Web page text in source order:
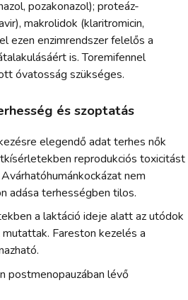
pozakonazol); proteáz-
makrolidok (klaritromicin,
ezen enzimrendszer felelős a
is. Toremifennel
óvatosság szükséges.
és szoptatás
elegendő adat terhes nők
reprodukciós toxicitást
nem
adása terhességben tilos.
a laktáció ideje alatt az utódok
Fareston kezelés a
postmenopauzában lévő